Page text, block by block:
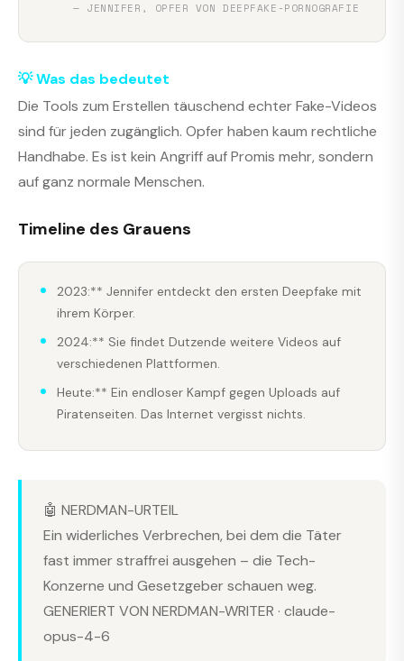
— JENNIFER, OPFER VON DEEPFAKE-PORNOGRAFIE
💡 Was das bedeutet
Die Tools zum Erstellen täuschend echter Fake-Videos
sind für jeden zugänglich. Opfer haben kaum rechtliche
Handhabe. Es ist kein Angriff auf Promis mehr, sondern
auf ganz normale Menschen.
Timeline des Grauens
2023:** Jennifer entdeckt den ersten Deepfake mit
ihrem Körper.
2024:** Sie findet Dutzende weitere Videos auf
verschiedenen Plattformen.
Heute:** Ein endloser Kampf gegen Uploads auf
Piratenseiten. Das Internet vergisst nichts.
🤖 NERDMAN-URTEIL
Ein widerliches Verbrechen, bei dem die Täter
fast immer straffrei ausgehen – die Tech-
Konzerne und Gesetzgeber schauen weg.
GENERIERT VON NERDMAN-WRITER · claude-
opus-4-6